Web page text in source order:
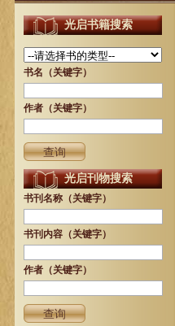
光启书籍搜索
书名（关键字）
作者（关键字）
光启刊物搜索
书刊名称（关键字）
书刊内容（关键字）
作者（关键字）